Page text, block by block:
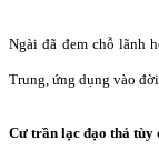
Ngài đã đem chỗ lãnh
Trung, ứng dụng vào
Cư trần lạc đạo thả tùy